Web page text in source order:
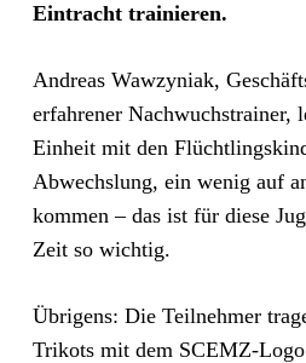
Eintracht trainieren.
Andreas Wawzyniak,
erfahrener Nachwuchstrainer,
Einheit mit den
Abwechslung, ein wenig auf
kommen – das ist für diese
Zeit so wichtig.
Übrigens: Die Teilnehmer
Trikots mit dem SCEMZ-